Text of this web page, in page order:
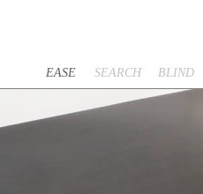
EASE SEARCH BLIND